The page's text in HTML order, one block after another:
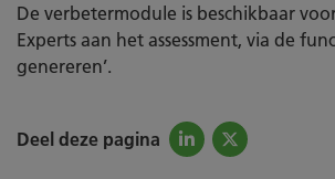
De verbetermodule is beschikbaar
Experts aan het assessment, via de
genereren’.
Deel deze pagina